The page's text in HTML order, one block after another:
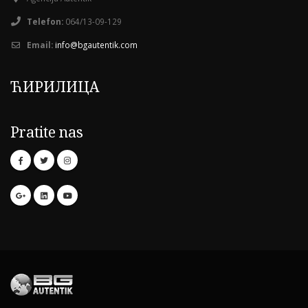
Telefon: 064/13-09-129
Email: info@bgautentik.com
ЋИРИЛИЦА
Pratite nas